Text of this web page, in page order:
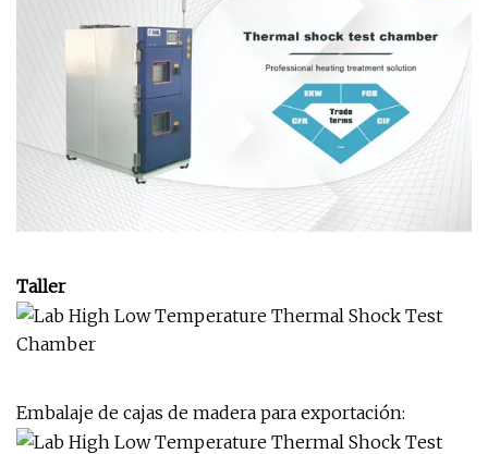
Taller
Embalaje de cajas de madera para exportación: